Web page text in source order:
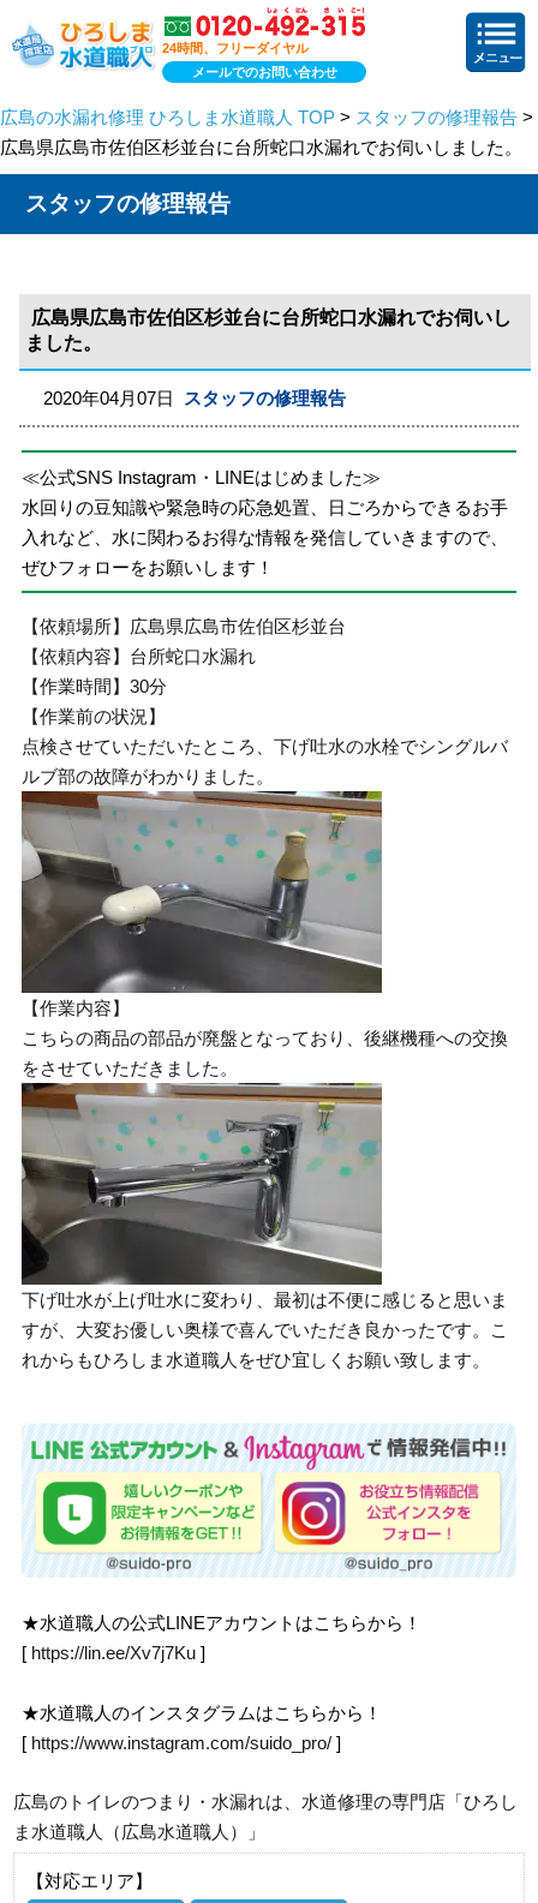
24時間、フリーダイヤル
メールでのお問い合わせ
広島の水漏れ修理 ひろしま水道職人 TOP > スタッフの修理報告 >
広島県広島市佐伯区杉並台に台所蛇口水漏れでお伺いしました。
スタッフの修理報告
広島県広島市佐伯区杉並台に台所蛇口水漏れでお伺いし
ました。
2020年04月07日 スタッフの修理報告
≪公式SNS Instagram・LINEはじめました≫
水回りの豆知識や緊急時の応急処置、日ごろからできるお手
入れなど、水に関わるお得な情報を発信していきますので、
ぜひフォローをお願いします！
【依頼場所】広島県広島市佐伯区杉並台
【依頼内容】台所蛇口水漏れ
【作業時間】30分
【作業前の状況】
点検させていただいたところ、下げ吐水の水栓でシングルバ
ルブ部の故障がわかりました。
【作業内容】
こちらの商品の部品が廃盤となっており、後継機種への交換
をさせていただきました。
下げ吐水が上げ吐水に変わり、最初は不便に感じると思いま
すが、大変お優しい奥様で喜んでいただき良かったです。こ
れからもひろしま水道職人をぜひ宜しくお願い致します。
★水道職人の公式LINEアカウントはこちらから！
[ https://lin.ee/Xv7j7Ku ]
★水道職人のインスタグラムはこちらから！
[ https://www.instagram.com/suido_pro/ ]
広島のトイレのつまり・水漏れは、水道修理の専門店「ひろし
ま水道職人（広島水道職人）」
【対応エリア】